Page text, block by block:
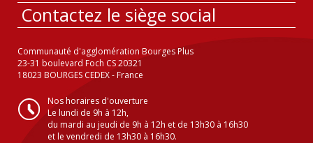
Contactez le siège social
Communauté d'agglomération Bourges Plus
23-31 boulevard Foch CS 20321
18023 BOURGES CEDEX - France
Nos horaires d'ouverture
Le lundi de 9h à 12h,
du mardi au jeudi de 9h à 12h et de 13h30 à 16h30
et le vendredi de 13h30 à 16h30.